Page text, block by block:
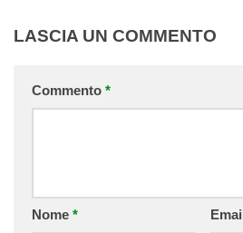
LASCIA UN COMMENTO
Commento *
Nome * Email